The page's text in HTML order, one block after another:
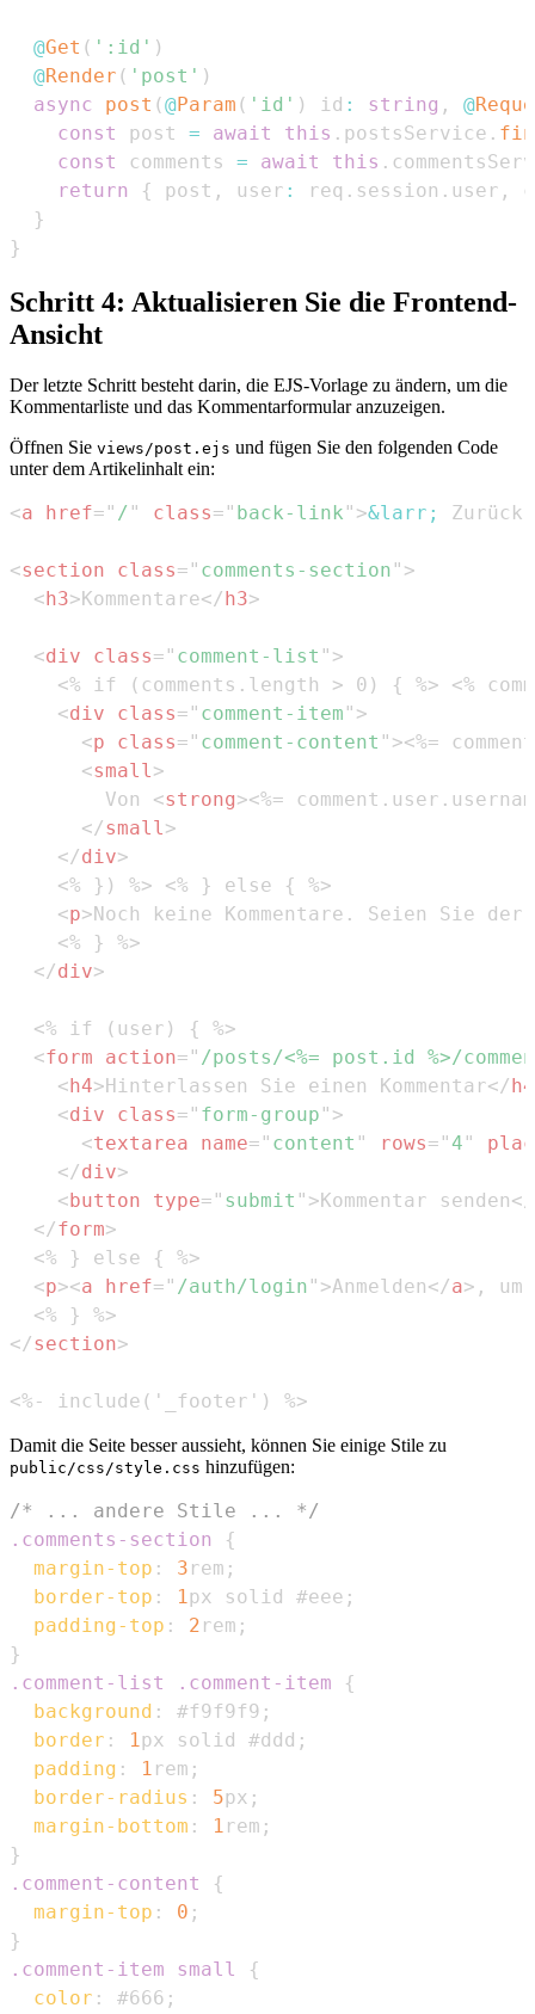
@Get ( ':id' )
@Render ( 'post' )
async
post (@Param ( 'id' ) id : string , @
const
post = await this . postsService .
const
comments = await this .
return
{ post , user : req . session . user ,
}
}
Schritt 4: Aktualisieren Sie die Frontend-
Ansicht
Der letzte Schritt besteht darin, die EJS-Vorlage zu ändern, um die
Kommentarliste und das Kommentarformular anzuzeigen.
Öffnen Sie views/post.ejs und fügen Sie den folgenden Code
unter dem Artikelinhalt ein:
<a href= " / " class= " back-link " >&larr;
<section class= " comments-section " >
<h3>Kommentare</h3>
<div class= " comment-list " >
<div class= " comment-item " >
<p class= " comment-content " ><%=
<small >
        Von
<strong><%=
</small >
</div>
<p>Noch keine Kommentare. Seien Sie
</div>
<form action= " /posts/<%= post.id %>/
<h4>Hinterlassen Sie einen Kommentar</h4
<div class= " form-group " >
<textarea name= " content " rows= "4 "
</div>
<button type= " submit " >Kommentar senden</
</form>
<p><a href= " /auth/login " >Anmelden</a> , um
</section>
<%- include('_footer') %>
Damit die Seite besser aussieht, können Sie einige Stile zu
public/css/style.css hinzufügen:
/* ... andere Stile ... */
.comments-section
{
margin-top : 3 rem ;
border-top : 1 px solid #eee ;
padding-top : 2 rem ;
}
.comment-list
.comment-item
{
background : #f9f9f9 ;
border : 1 px solid #ddd ;
padding : 1 rem ;
border-radius : 5px ;
margin-bottom : 1 rem ;
}
.comment-content
{
margin-top : 0 ;
}
.comment-item small
{
color : #666 ;